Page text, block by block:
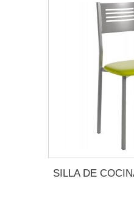
SILLA DE